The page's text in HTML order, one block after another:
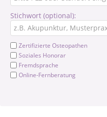
Stichwort (optional):
Zertifizierte Osteopathen
Soziales Honorar
Fremdsprache
Online-Fernberatung